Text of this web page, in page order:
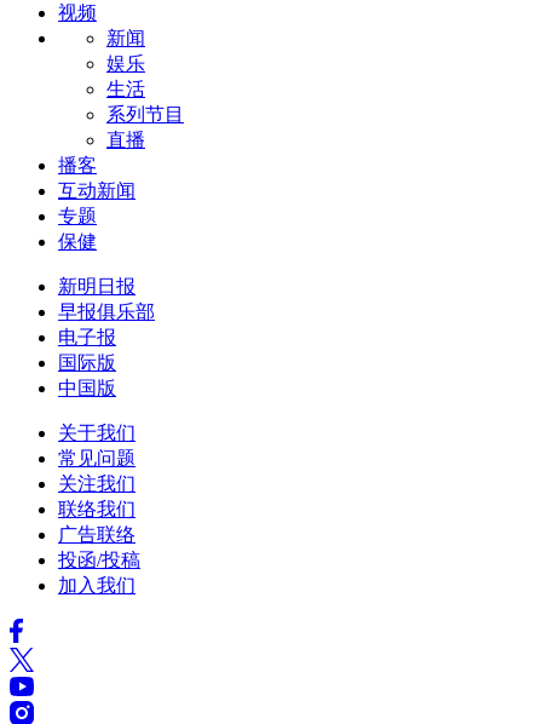
视频
新闻
娱乐
生活
系列节目
直播
播客
互动新闻
专题
保健
新明日报
早报俱乐部
电子报
国际版
中国版
关于我们
常见问题
关注我们
联络我们
广告联络
投函/投稿
加入我们